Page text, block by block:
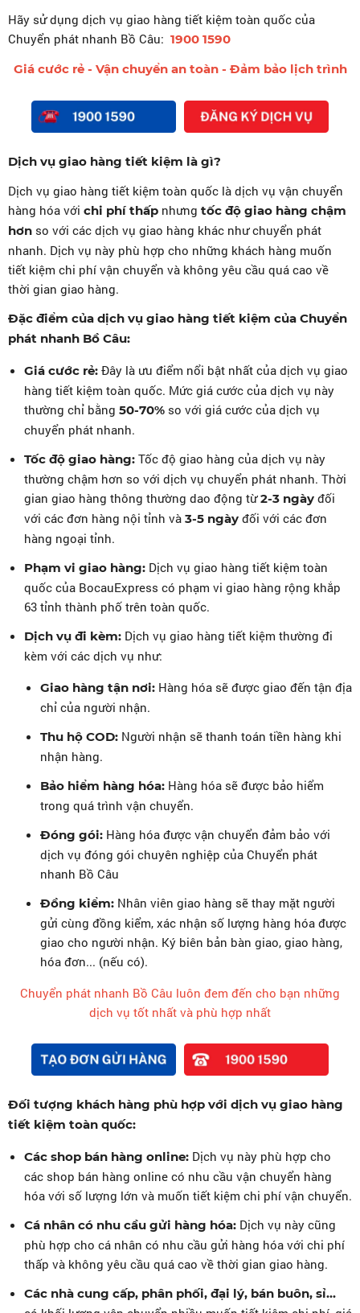
Hãy sử dụng dịch vụ giao hàng tiết kiệm toàn quốc của
Chuyển phát nhanh Bồ Câu: 1900 1590
Giá cước rẻ - Vận chuyển an toàn - Đảm bảo lịch trình
Dịch vụ giao hàng tiết kiệm là gì?
Dịch vụ giao hàng tiết kiệm toàn quốc là dịch vụ vận chuyển
hàng hóa với chi phí thấp nhưng tốc độ giao hàng chậm
hơn so với các dịch vụ giao hàng khác như chuyển phát
nhanh. Dịch vụ này phù hợp cho những khách hàng muốn
tiết kiệm chi phí vận chuyển và không yêu cầu quá cao về
thời gian giao hàng.
Đặc điểm của dịch vụ giao hàng tiết kiệm của Chuyển
phát nhanh Bồ Câu:
Giá cước rẻ: Đây là ưu điểm nổi bật nhất của dịch vụ giao
hàng tiết kiệm toàn quốc. Mức giá cước của dịch vụ này
thường chỉ bằng 50-70% so với giá cước của dịch vụ
chuyển phát nhanh.
Tốc độ giao hàng: Tốc độ giao hàng của dịch vụ này
thường chậm hơn so với dịch vụ chuyển phát nhanh. Thời
gian giao hàng thông thường dao động từ2-3 ngày đối
với các đơn hàng nội tỉnh và 3-5 ngày đối với các đơn
hàng ngoại tỉnh.
Phạm vi giao hàng: Dịch vụ giao hàng tiết kiệm toàn
quốc của BocauExpress có phạm vi giao hàng rộng khắp
63 tỉnh thành phố trên toàn quốc.
Dịch vụ đi kèm: Dịch vụ giao hàng tiết kiệm thường đi
kèm với các dịch vụ như:
Giao hàng tận nơi: Hàng hóa sẽ được giao đến tận địa
chỉ của người nhận.
Thu hộ COD: Người nhận sẽ thanh toán tiền hàng khi
nhận hàng.
Bảo hiểm hàng hóa: Hàng hóa sẽ được bảo hiểm
trong quá trình vận chuyển.
Đóng gói: Hàng hóa được vận chuyển đảm bảo với
dịch vụ đóng gói chuyên nghiệp của Chuyển phát
nhanh Bồ Câu
Đồng kiểm: Nhân viên giao hàng sẽ thay mặt người
gửi cùng đồng kiểm, xác nhận số lượng hàng hóa được
giao cho người nhận. Ký biên bản bàn giao, giao hàng,
hóa đơn... (nếu có).
Chuyển phát nhanh Bồ Câu luôn đem đến cho bạn những
dịch vụ tốt nhất và phù hợp nhất
Đối tượng khách hàng phù hợp với dịch vụ giao hàng
tiết kiệm toàn quốc:
Các shop bán hàng online: Dịch vụ này phù hợp cho
các shop bán hàng online có nhu cầu vận chuyển hàng
hóa với số lượng lớn và muốn tiết kiệm chi phí vận chuyển.
Cá nhân có nhu cầu gửi hàng hóa: Dịch vụ này cũng
phù hợp cho cá nhân có nhu cầu gửi hàng hóa với chi phí
thấp và không yêu cầu quá cao về thời gian giao hàng.
Các nhà cung cấp, phân phối, đại lý, bán buôn, sỉ...